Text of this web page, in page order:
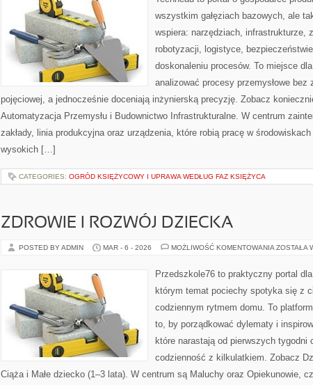
I
wszystkim gałęziach bazowych, ale
wspiera: narzędziach, infrastrukturze,
robotyzacji, logistyce,
doskonaleniu procesów. To miejsce
analizować procesy przemysłowe bez
pojęciowej, a jednocześnie doceniają inżynierską precyzję. Zobacz
Automatyzacja Przemysłu i Budownictwo Infrastrukturalne. W centrum
zakłady, linia produkcyjna oraz urządzenia, które robią pracę w
wysokich […]
CATEGORIES: OGRÓD KSIĘŻYCOWY I UPRAWA WEDŁUG FAZ KSIĘŻYCA
ZDROWIE I ROZWÓJ DZIECKA
POSTED BY ADMIN MAR - 6 - 2026 MOŻLIWOŚĆ KOMENTOWANIA ZDROWIE
DZIECKA
ZOSTAŁA
Przedszkole76 to praktyczny portal
którym temat pociechy spotyka się z
codziennym rytmem domu. To
to, by porządkować dylematy i
które narastają od pierwszych tygodni
codzienność z kilkulatkiem. Zobacz
Ciąża i Małe dziecko (1–3 lata). W centrum są Maluchy oraz Opiekunowie,